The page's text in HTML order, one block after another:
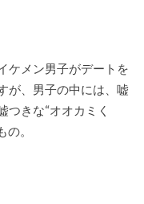
ケメン男子がデートを
が、男子の中には、嘘
つきな“オオカミく
。